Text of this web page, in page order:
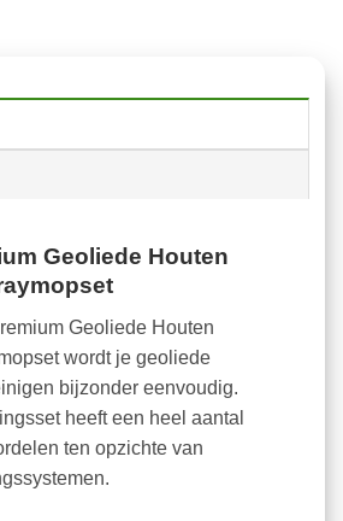
Geoliede Houten
Geoliede Houten
wordt je geoliede
bijzonder eenvoudig.
heeft een heel aantal
ten opzichte van